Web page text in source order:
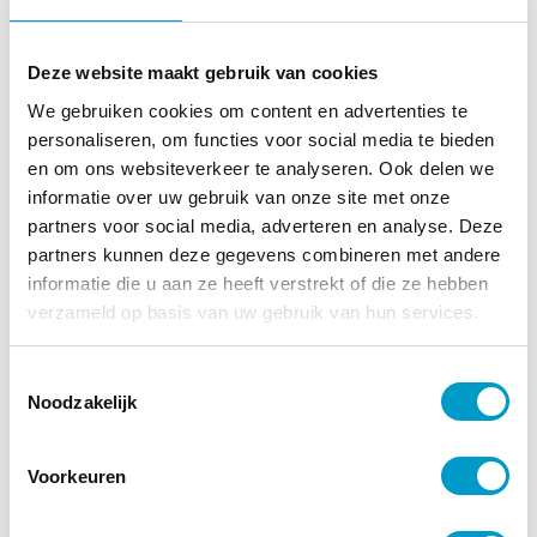
Deze website maakt gebruik van cookies
We gebruiken cookies om content en advertenties te
personaliseren, om functies voor social media te bieden
en om ons websiteverkeer te analyseren. Ook delen we
informatie over uw gebruik van onze site met onze
partners voor social media, adverteren en analyse. Deze
partners kunnen deze gegevens combineren met andere
informatie die u aan ze heeft verstrekt of die ze hebben
verzameld op basis van uw gebruik van hun services.
Noodzakelijk
Voorkeuren
chiropractie
de praktijk bezoeken, wijzen wij cliënten er graag op
dat preventieve chiropractie net zo belangrijk is.
Bent u van uw pijn af – al dan niet door
chiropractische behandeling – en wilt u voorkomen
dat de klachten terugkomen? Omarm dan de
voordelen van preventieve chiropractische zorg.
De holistische benadering zorgt ervoor dat u voor
de lange termijn uw algehele welzijn verbetert en
uw vitaliteit bevordert. Beter kan haast niet. Maak
een afspraak in een van onze praktijken en ervaar
het zelf. Ons werkgebied is heel Nederland; of u nu
Dordrechtof hartje
– u kunt overal bij